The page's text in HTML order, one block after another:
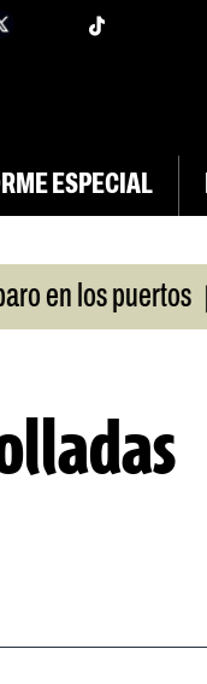
facebook
ESPECIAL
los puertos |